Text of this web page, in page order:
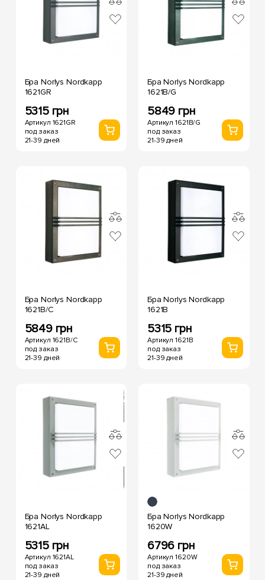
Бра Norlys Nordkapp
1621GR
5315 грн
Артикул 1621GR
под заказ
21-39 дней
Бра Norlys Nordkapp
1621B/G
5849 грн
Артикул 1621B/G
под заказ
21-39 дней
Бра Norlys Nordkapp
1621B/C
5849 грн
Артикул 1621B/C
под заказ
21-39 дней
Бра Norlys Nordkapp
1621B
5315 грн
Артикул 1621B
под заказ
21-39 дней
Бра Norlys Nordkapp
1621AL
5315 грн
Артикул 1621AL
под заказ
21-39 дней
Бра Norlys Nordkapp
1620W
6796 грн
Артикул 1620W
под заказ
21-39 дней